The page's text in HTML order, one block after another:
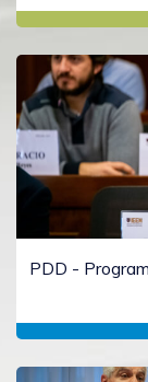
PDD -